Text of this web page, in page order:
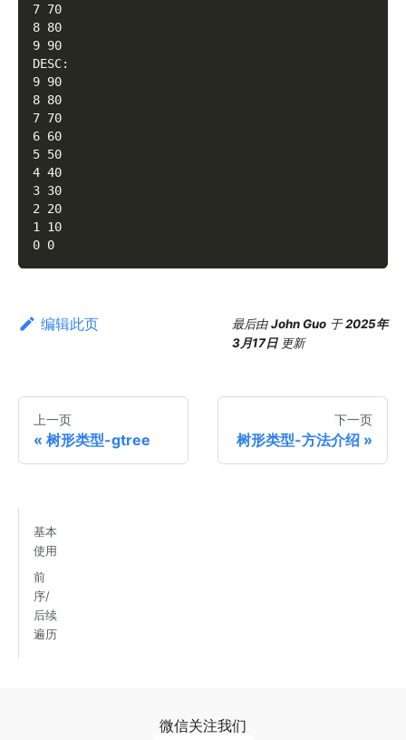
7 70
8 80
9 90
DESC:
9 90
8 80
7 70
6 60
5 50
4 40
3 30
2 20
1 10
0 0
编辑此页 最后由John Guo 于2025年
3月17日 更新
上一页
树形类型-gtree
下一页
树形类型-方法介绍
基本
使用
前
序/
后续
遍历
微信关注我们